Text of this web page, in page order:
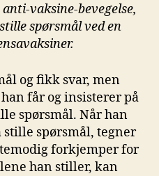
vaksine-bevegelse,
spørsmål ved en
og fikk svar, men
får og insisterer på
spørsmål. Når han
stille spørsmål, tegner
forkjemper for
han stiller, kan